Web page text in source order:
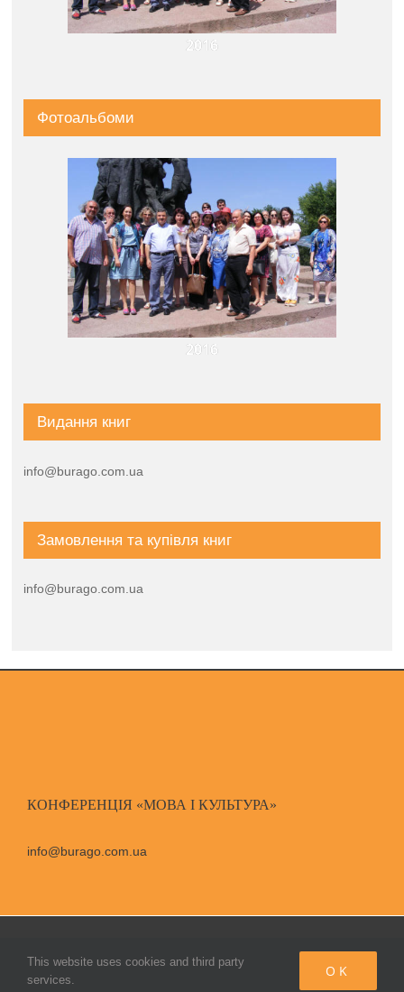
2016
Фотоальбоми
2016
Видання книг
info@burago.com.ua
Замовлення та купівля книг
info@burago.com.ua
КОНФЕРЕНЦІЯ «МОВА І КУЛЬТУРА»
info@burago.com.ua
This website uses cookies and third party
services.
OK